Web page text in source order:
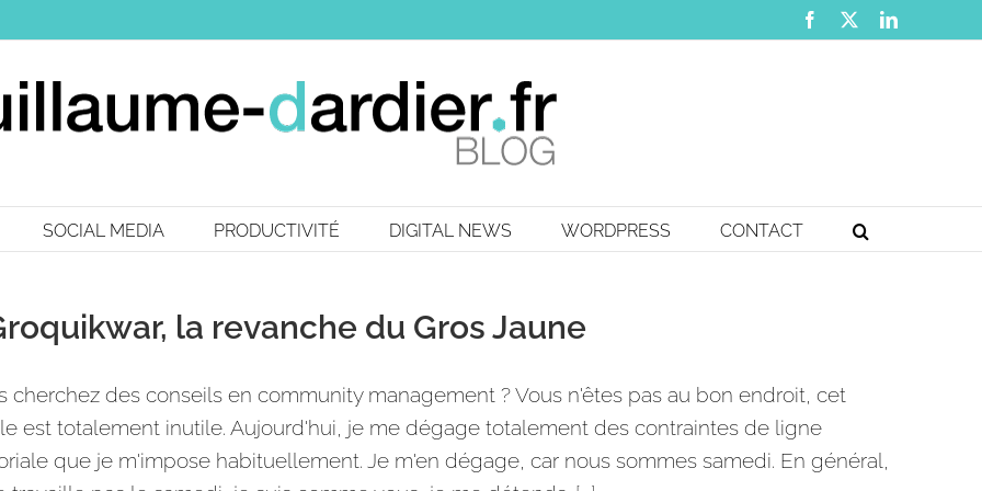
Facebook
X LinkedIn
SOCIAL MEDIA PRODUCTIVITÉ DIGITAL NEWS WORDPRESS CONTACT
la revanche du Gros Jaune
cherchez des conseils en community management ? Vous n'êtes pas au bon endroit, cet
est totalement inutile. Aujourd'hui, je me dégage totalement des contraintes de ligne
que je m'impose habituellement. Je m'en dégage, car nous sommes samedi. En général,